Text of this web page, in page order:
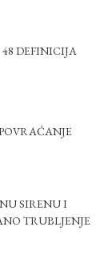
DEFINICIJA
SIRENU I
TRUBLJENJE